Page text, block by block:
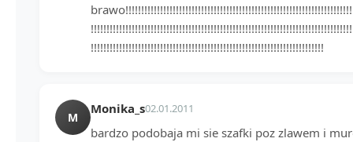
!!!!!!!!!!!!!!!!!!!!!!!!!!!!!!!!!!!!!!!!!!!!!!!!!!!!!!!!!!!!!!!!!!!!!!!!!!
M
Monika_s02.01.2011
bardzo podobaja mi sie szafki poz zlawem i